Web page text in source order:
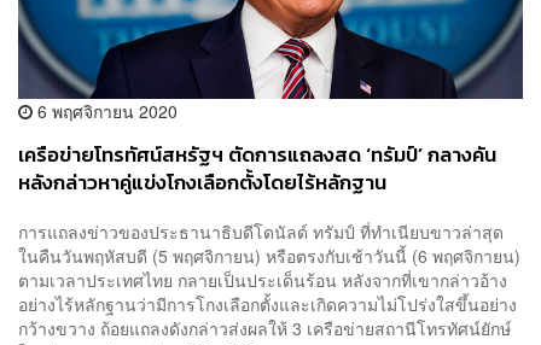
6 พฤศจิกายน 2020
เครือข่ายโทรทัศน์สหรัฐฯ ตัดการแถลงสด ‘ทรัมป์’ กลางคัน
หลังกล่าวหาคู่แข่งโกงเลือกตั้งโดยไร้หลักฐาน
การแถลงข่าวของประธานาธิบดีโดนัลด์ ทรัมป์ ที่ทำเนียบขาวล่าสุด
ในคืนวันพฤหัสบดี (5 พฤศจิกายน) หรือตรงกับเช้าวันนี้ (6 พฤศจิกายน)
ตามเวลาประเทศไทย กลายเป็นประเด็นร้อน หลังจากที่เขากล่าวอ้าง
อย่างไร้หลักฐานว่ามีการโกงเลือกตั้งและเกิดความไม่โปร่งใสขึ้นอย่าง
กว้างขวาง ถ้อยแถลงดังกล่าวส่งผลให้ 3 เครือข่ายสถานีโทรทัศน์ยักษ์